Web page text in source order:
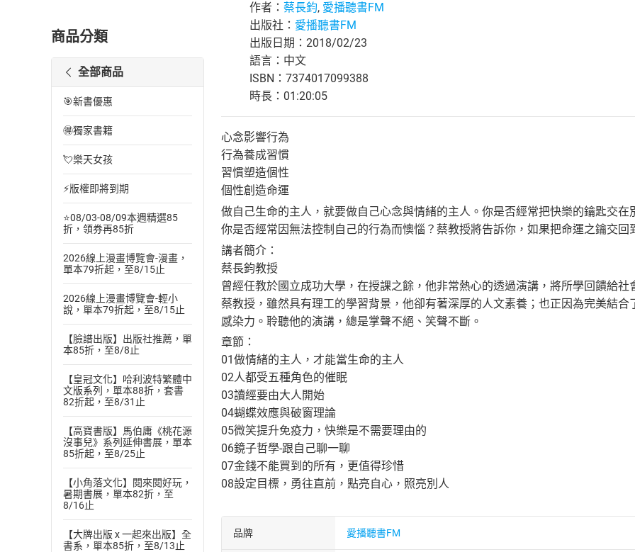
商品分類
全部商品
🎯新書優惠
🉐獨家書籍
💘樂天女孩
⚡版權即將到期
⭐08/03-08/09本週精選85
折，領券再85折
2026線上漫畫博覽會-漫畫，
單本79折起，至8/15止
2026線上漫畫博覽會-輕小
說，單本79折起，至8/15止
【臉譜出版】出版社推薦，單
本85折，至8/8止
【皇冠文化】哈利波特繁體中
文版系列，單本88折，套書
82折起，至8/31止
【高寶書版】馬伯庸《桃花源
沒事兒》系列延伸書展，單本
85折起，至8/25止
【小角落文化】閱來閱好玩，
暑期書展，單本82折，至
8/16止
【大牌出版 x 一起來出版】全
書系，單本85折，至8/13止
作者： 蔡長鈞, 愛播聽書FM
出版社： 愛播聽書FM
出版日期：2018/02/23
語言：中文
ISBN：7374017099388
時長：01:20:05
心念影響行為
行為養成習慣
習慣塑造個性
個性創造命運
做自己生命的主人，就要做自己心念與情緒的主人。你是否經常把快樂的鑰匙交
你是否經常因無法控制自己的行為而懊惱？蔡教授將告訴你，如果把命運之鑰交
講者簡介：
蔡長鈞教授
曾經任教於國立成功大學，在授課之餘，他非常熱心的透過演講，將所學回饋給
蔡教授，雖然具有理工的學習背景，他卻有著深厚的人文素養；也正因為完美結
感染力。聆聽他的演講，總是掌聲不絕、笑聲不斷。
章節：
01做情緒的主人，才能當生命的主人
02人都受五種角色的催眠
03讀經要由大人開始
04蝴蝶效應與破窗理論
05微笑提升免疫力，快樂是不需要理由的
06鏡子哲學-跟自己聊一聊
07金錢不能買到的所有，更值得珍惜
08設定目標，勇往直前，點亮自心，照亮別人
品牌 愛播聽書FM